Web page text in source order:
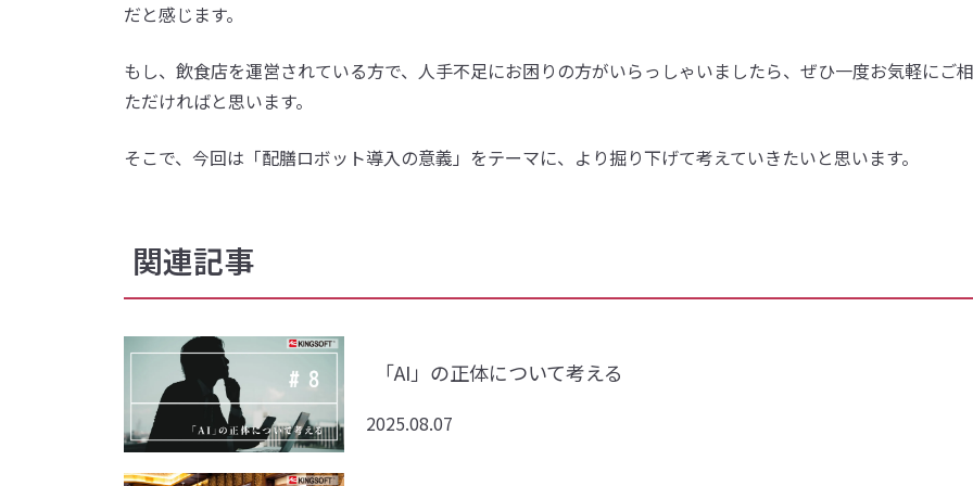
だと感じます。
もし、飲食店を運営されている方で、人手不足にお困りの方がいらっしゃいましたら、ぜひ一度お気軽にご
ただければと思います。
そこで、今回は「配膳ロボット導入の意義」をテーマに、より掘り下げて考えていきたいと思います。
関連記事
「AI」の正体について考える
2025.08.07